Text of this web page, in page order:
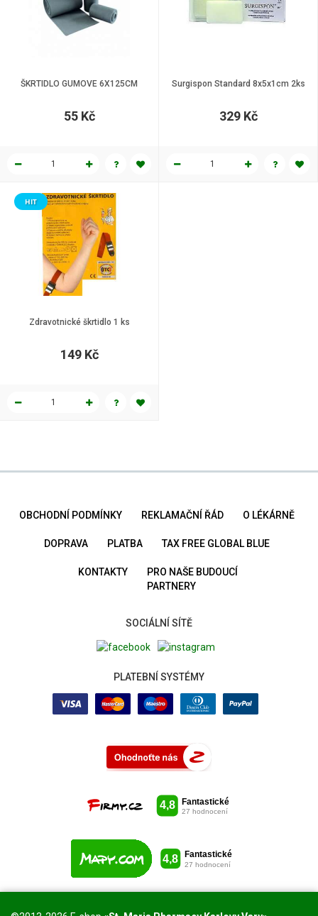
ŠKRTIDLO GUMOVE 6X125CM
55 Kč
Surgispon Standard 8x5x1cm 2ks
329 Kč
Zdravotnické škrtidlo 1 ks
HIT
149 Kč
OBCHODNÍ PODMÍNKY REKLAMAČNÍ ŘÁD O LÉKÁRNĚ
DOPRAVA PLATBA TAX FREE GLOBAL BLUE
KONTAKTY
PRO NAŠE BUDOUCÍ
PARTNERY
SOCIÁLNÍ SÍTĚ
PLATEBNÍ SYSTÉMY